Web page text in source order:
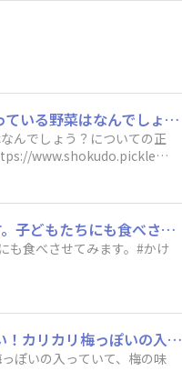
【運営事務局より】クイズの正解を発表しました！第13回目のクイズピックルスで２番目に多く使っている野菜はなんでしょう？についての正解を発表しました💡皆さま、予想はどうでしたでしょうか？次回のクイズもお楽しみに😆▽該当のクイズページ​https://www.shokudo.pickles.co.jp/announcements/l7bbx8tyub8xkkwq​
んでしょう？についての正
www.shokudo.pickles.c
モニターキャンペーン当選しました。大根、きゅうりがおいしく食べれて、健康になれる気がします。子どもたちにも食べさせてみます。#かけて食べる梅だれ
も食べさせてみます。#かけ
「かけて食べる 梅だれ モニターキャンペーン」当選しました。早速、試してみたところ、これいい！カリカリ梅っぽいの入っていて、梅の味がいい感じで、普通のだしより好きかも。ご飯に乗せて食べるとおいしい。ほんとすすむ。ファンになりますね。
ぽいの入っていて、梅の味